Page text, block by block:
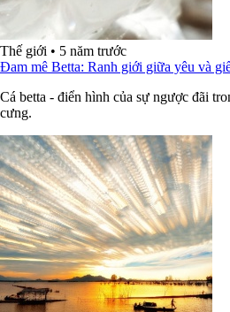
Thế giới • 5 năm trước
Đam mê Betta: Ranh giới giữa yêu và
Cá betta - điển hình của sự ngược đãi
cưng.